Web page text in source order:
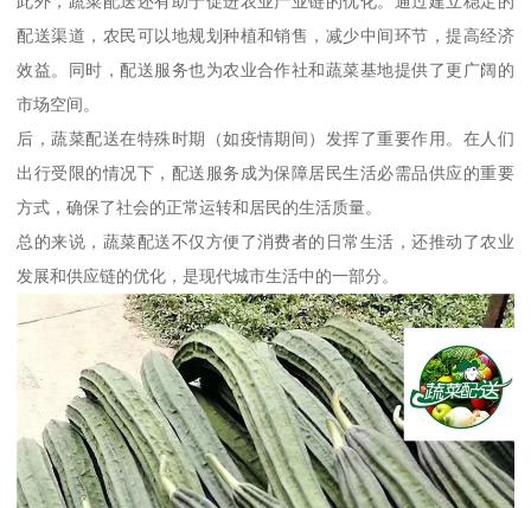
配送渠道，农民可以地规划种植和销售，减少中间环节，提高经济
效益。同时，配送服务也为农业合作社和蔬菜基地提供了更广阔的
市场空间。
后，蔬菜配送在特殊时期（如疫情期间）发挥了重要作用。在人们
出行受限的情况下，配送服务成为保障居民生活必需品供应的重要
方式，确保了社会的正常运转和居民的生活质量。
总的来说，蔬菜配送不仅方便了消费者的日常生活，还推动了农业
发展和供应链的优化，是现代城市生活中的一部分。